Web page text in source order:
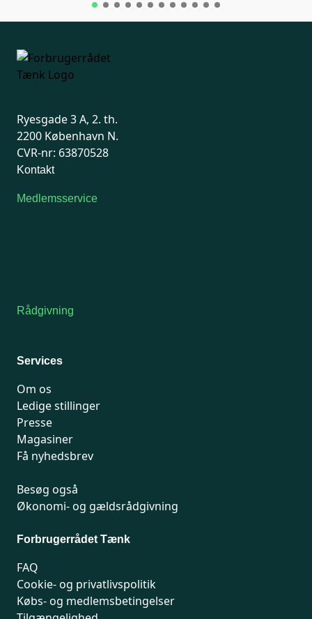
Ryesgade 3 A, 2. th.
2200 København N.
CVR-nr: 63870528
Kontakt
Medlemsservice
Rådgivning
Services
Om os
Ledige stillinger
Presse
Magasiner
Få nyhedsbrev
Besøg også
Økonomi- og gældsrådgivning
Forbrugerrådet Tænk
FAQ
Cookie- og privatlivspolitik
Købs- og medlemsbetingelser